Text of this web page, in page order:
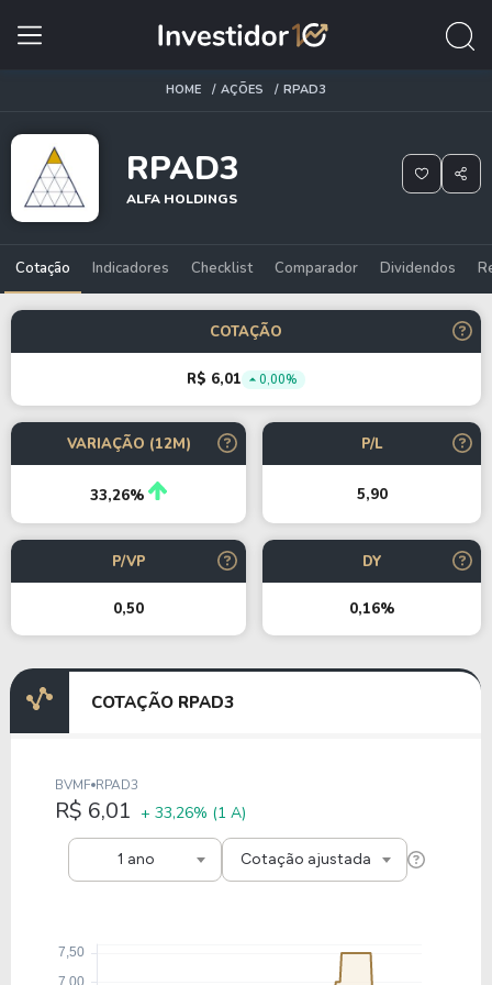
HOME AÇÕES RPAD3
RPAD3
ALFA HOLDINGS
Cotação Indicadores Checklist Comparador Dividendos
COTAÇÃO
R$ 6,01 0,00%
VARIAÇÃO (12M)
33,26%
P/L
5,90
P/VP
0,50
DY
0,16%
COTAÇÃO RPAD3
1 ano
BVMF RPAD3
R$ 6,01 + 33,26% (1 A)
Cotação ajustada